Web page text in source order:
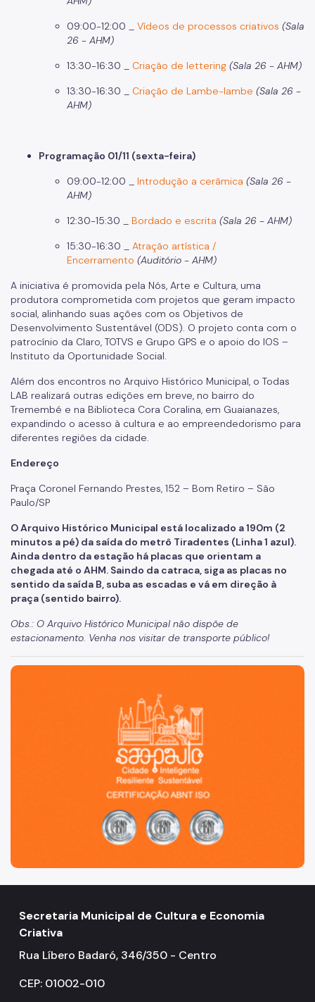
Conpresp
Publicações
09:00-12:00 _ Vídeos de processos criativos (Sala
26 - AHM)
13:30-16:30 _ Criação de lettering (Sala 26 - AHM)
13:30-16:30 _ Criação de Lambe-lambe (Sala 26 -
AHM)
Programação 01/11 (sexta-feira)
09:00-12:00 _ Introdução a cerâmica (Sala 26 -
AHM)
12:30-15:30 _ Bordado e escrita (Sala 26 - AHM)
15:30-16:30 _ Atração artística /
Encerramento (Auditório - AHM)
A iniciativa é promovida pela Nós, Arte e Cultura, uma
produtora comprometida com projetos que geram impacto
social, alinhando suas ações com os Objetivos de
Desenvolvimento Sustentável (ODS). O projeto conta com o
patrocínio da Claro, TOTVS e Grupo GPS e o apoio do IOS –
Instituto da Oportunidade Social.
Além dos encontros no Arquivo Histórico Municipal, o Todas
LAB realizará outras edições em breve, no bairro do
Tremembé e na Biblioteca Cora Coralina, em Guaianazes,
expandindo o acesso à cultura e ao empreendedorismo para
diferentes regiões da cidade.
Endereço
Praça Coronel Fernando Prestes, 152 – Bom Retiro – São
Paulo/SP
O Arquivo Histórico Municipal está localizado a 190m (2
minutos a pé) da saída do metrô Tiradentes (Linha 1 azul).
Ainda dentro da estação há placas que orientam a
chegada até o AHM. Saindo da catraca, siga as placas no
sentido da saída B, suba as escadas e vá em direção à
praça (sentido bairro).
Obs.: O Arquivo Histórico Municipal não dispõe de
estacionamento. Venha nos visitar de transporte público!
São Paulo, cidade inteligente, resiliente e sustentável
Secretaria Municipal de Cultura e Economia
Criativa
Rua Líbero Badaró, 346/350 - Centro
CEP: 01002-010